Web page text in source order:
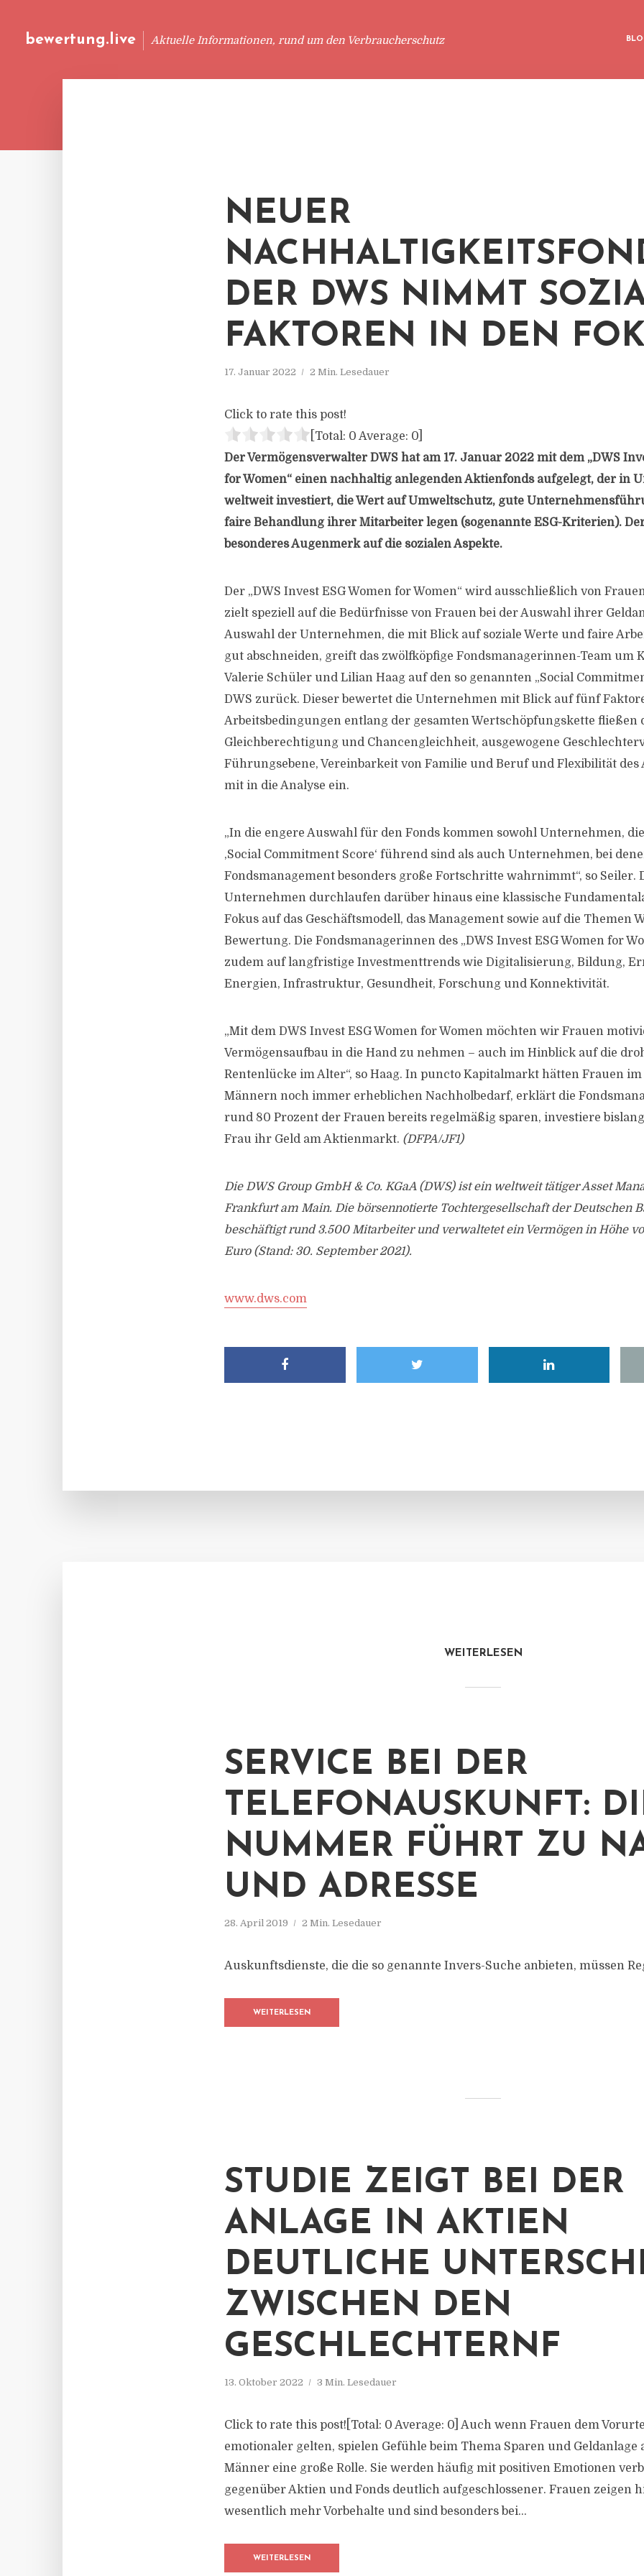
bewertung.live Aktuelle Informationen, rund um den Verbraucherschutz
NEUER
DER DWS NIMMT
FAKTOREN IN DEN
17. Januar 2022 2 Min. Lesedauer
Click to rate this post!
[Total: 0 Average: 0
Der Vermögensverwalter DWS hat am 17. Januar 2022 mit dem „DWS
for Women“ einen nachhaltig anlegenden Aktienfonds aufgelegt, der in
weltweit investiert, die Wert auf Umweltschutz, gute
faire Behandlung ihrer Mitarbeiter legen (sogenannte ESG-Kriterien).
besonderes Augenmerk auf die sozialen Aspekte.
Der „DWS Invest ESG Women for Women“ wird ausschließlich von
zielt speziell auf die Bedürfnisse von Frauen bei der Auswahl ihrer
Auswahl der Unternehmen, die mit Blick auf soziale Werte und faire
gut abschneiden, greift das zwölfköpfige Fondsmanagerinnen-Team um
Valerie Schüler und Lilian Haag auf den so genannten „Social
DWS zurück. Dieser bewertet die Unternehmen mit Blick auf fünf
Arbeitsbedingungen entlang der gesamten Wertschöpfungskette fließen
Gleichberechtigung und Chancengleichheit, ausgewogene
Führungsebene, Vereinbarkeit von Familie und Beruf und Flexibilität des
mit in die Analyse ein.
„In die engere Auswahl für den Fonds kommen sowohl Unternehmen,
,Social Commitment Score‘ führend sind als auch Unternehmen, bei
Fondsmanagement besonders große Fortschritte wahrnimmt“, so Seiler.
Unternehmen durchlaufen darüber hinaus eine klassische
Fokus auf das Geschäftsmodell, das Management sowie auf die Themen
Bewertung. Die Fondsmanagerinnen des „DWS Invest ESG Women for
zudem auf langfristige Investmenttrends wie Digitalisierung, Bildung,
Energien, Infrastruktur, Gesundheit, Forschung und Konnektivität.
„Mit dem DWS Invest ESG Women for Women möchten wir Frauen
Vermögensaufbau in die Hand zu nehmen – auch im Hinblick auf die
Rentenlücke im Alter“, so Haag. In puncto Kapitalmarkt hätten Frauen im
Männern noch immer erheblichen Nachholbedarf, erklärt die
rund 80 Prozent der Frauen bereits regelmäßig sparen, investiere
Frau ihr Geld am Aktienmarkt. (DFPA/JF1)
Die DWS Group GmbH & Co. KGaA (DWS) ist ein weltweit tätiger Asset
Frankfurt am Main. Die börsennotierte Tochtergesellschaft der Deutschen
beschäftigt rund 3.500 Mitarbeiter und verwaltetet ein Vermögen in Höhe
Euro (Stand: 30. September 2021).
www.dws.com
WEITERLESEN
SERVICE BEI DER
TELEFONAUSKUNFT:
NUMMER FÜHRT ZU
UND ADRESSE
28. April 2019 2 Min. Lesedauer
Auskunftsdienste, die die so genannte Invers-Suche anbieten, müssen
WEITERLESEN
STUDIE ZEIGT BEI DER
ANLAGE IN AKTIEN
DEUTLICHE
ZWISCHEN DEN
GESCHLECHTERNF
13. Oktober 2022 3 Min. Lesedauer
Click to rate this post![Total: 0 Average: 0] Auch wenn Frauen dem
emotionaler gelten, spielen Gefühle beim Thema Sparen und Geldanlage
Männer eine große Rolle. Sie werden häufig mit positiven Emotionen
gegenüber Aktien und Fonds deutlich aufgeschlossener. Frauen zeigen
wesentlich mehr Vorbehalte und sind besonders bei...
WEITERLESEN